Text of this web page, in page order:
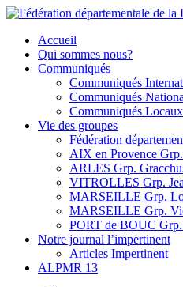
Skip
content
Fédération départementale de la
Membre de la fédération
maitre
Accueil
Qui sommes nous?
Communiqués
Communiqués
Communiqués
Communiqués Locaux
Vie des groupes
Fédération
AIX en Provence
ARLES Grp.
VITROLLES Grp.
MARSEILLE Grp.
MARSEILLE Grp.
PORT de BOUC
Notre journal l’impertinent
Articles Impertinent
ALPMR 13